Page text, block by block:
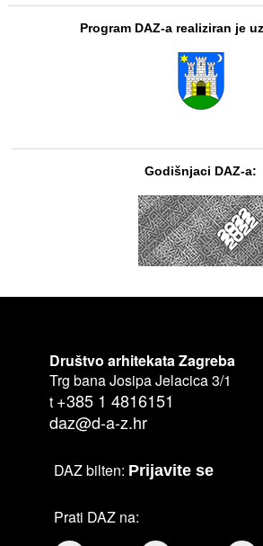
Program DAZ-a realiziran je
Godišnjaci DAZ-a:
Društvo arhitekata Zagreba
Trg bana Josipa Jelacica 3/1
t +385 1 4816151
daz@d-a-z.hr
DAZ bilten: Prijavite se
Prati DAZ na: